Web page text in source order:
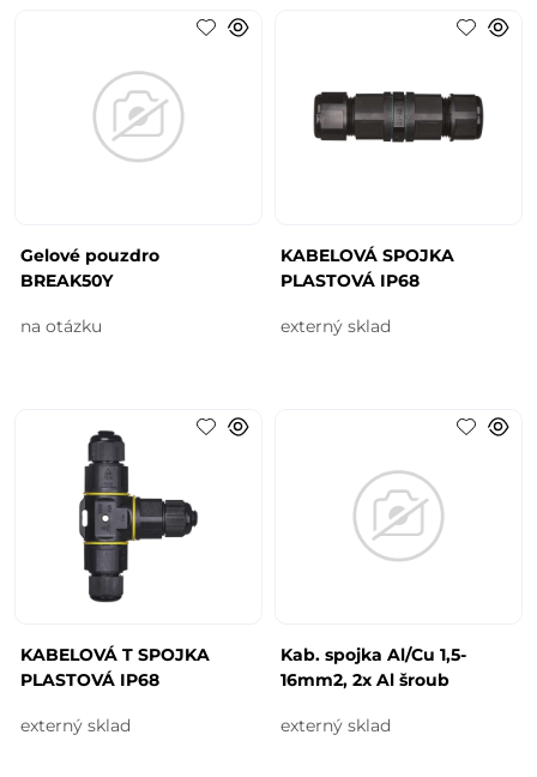
Gelové pouzdro
BREAK50Y
na otázku
KABELOVÁ SPOJKA
PLASTOVÁ IP68
externý sklad
KABELOVÁ T SPOJKA
PLASTOVÁ IP68
externý sklad
Kab. spojka Al/Cu 1,5-
16mm2, 2x Al šroub
externý sklad